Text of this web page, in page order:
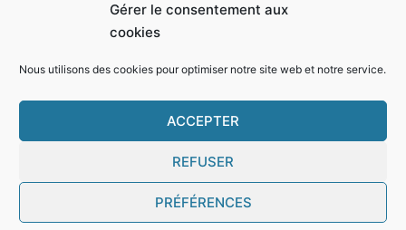
Gérer le consentement aux
cookies
Nous utilisons des cookies pour optimiser notre site web et notre service.
ACCEPTER
REFUSER
PRÉFÉRENCES
© 2026 Formation Secourisme Paris 10. Fièrement